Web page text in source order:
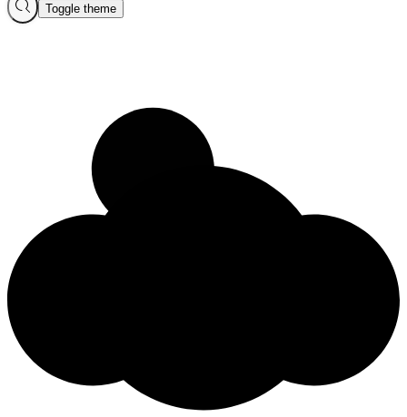
Toggle theme